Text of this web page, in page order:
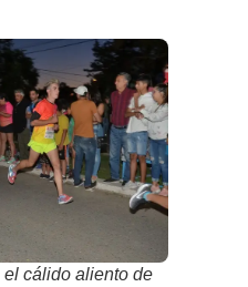
cálido aliento de